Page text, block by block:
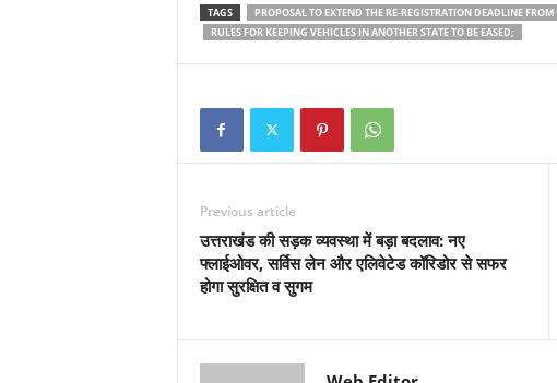
TAGS
PROPOSAL TO EXTEND THE RE-REGISTRATION DEADLINE FROM
RULES FOR KEEPING VEHICLES IN ANOTHER STATE TO BE EASED;
Previous article
उत्तराखंड की सड़क व्यवस्था में बड़ा बदलाव: नए
फ्लाईओवर, सर्विस लेन और एलिवेटेड कॉरिडोर से सफर
होगा सुरक्षित व सुगम